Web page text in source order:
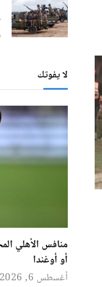
لا يفوتك
منافس الأهلي
أو أوغندا
أغسطس 6, 2026